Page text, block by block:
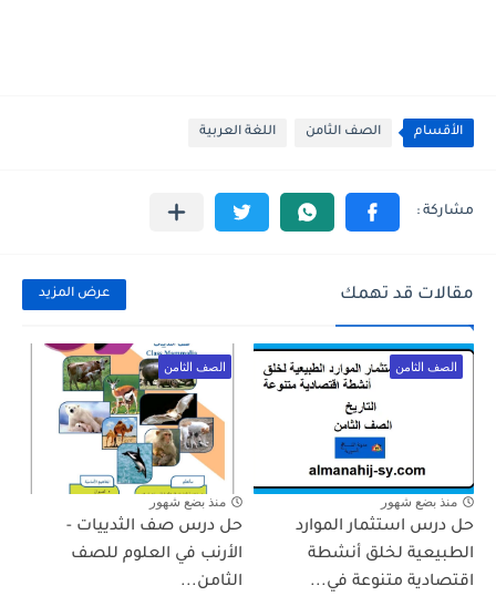
الأقسام الصف الثامن اللغة العربية
مقالات قد تهمك عرض المزيد
الصف الثامن
منذ بضع شهور
حل درس استثمار الموارد
الطبيعية لخلق أنشطة
اقتصادية متنوعة في...
الصف الثامن
منذ بضع شهور
حل درس صف الثدييات -
الأرنب في العلوم للصف
الثامن...